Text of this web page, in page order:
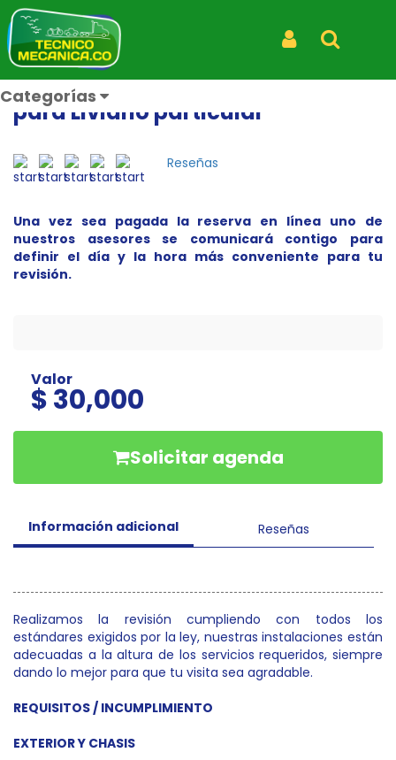
Categorías
Inicio
Productos
Agenda Revisión Preventiva para Liviano particular
CDA AUTOPISTA FLORIDABLANCA
Agenda Revisión Preventiva
para Liviano particular
Reseñas
Una vez sea pagada la reserva en línea uno de
nuestros asesores se comunicará contigo para
definir el día y la hora más conveniente para tu
revisión.
Valor
$ 30,000
Solicitar agenda
Información adicional Reseñas
Realizamos la revisión cumpliendo con todos los
estándares exigidos por la ley, nuestras instalaciones están
adecuadas a la altura de los servicios requeridos, siempre
dando lo mejor para que tu visita sea agradable.
REQUISITOS / INCUMPLIMIENTO
EXTERIOR Y CHASIS